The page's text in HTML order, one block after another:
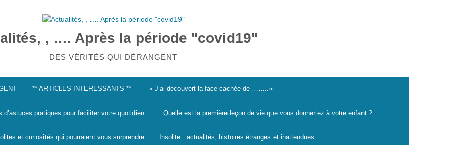
, …. Après la période "covid19"
DES VÉRITÉS QUI DÉRANGENT
** ARTICLES INTERESSANTS ** « J’ai découvert la face cachée de ……..»
d’astuces pratiques pour faciliter votre quotidien : Quelle est la première leçon de vie que vous donneriez à votre enfant ?
et curiosités qui pourraient vous surprendre Insolite : actualités, histoires étranges et inattendues